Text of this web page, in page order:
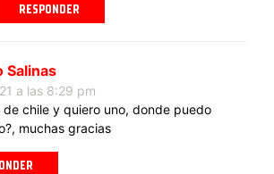
RESPONDER
Salinas
a las 8:29 pm
de chile y quiero uno, donde puedo
muchas gracias